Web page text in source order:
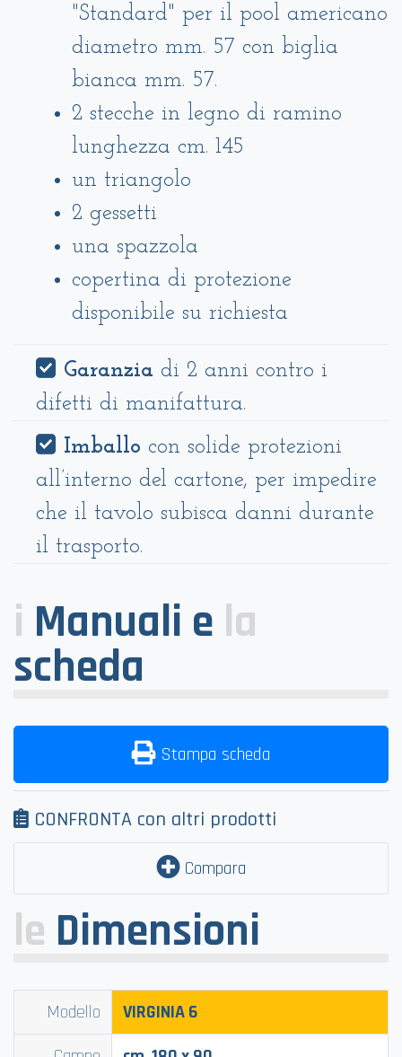
"Standard" per il pool americano
diametro mm. 57 con biglia
bianca mm. 57.
2 stecche in legno di ramino
lunghezza cm. 145
un triangolo
2 gessetti
una spazzola
copertina di protezione
disponibile su richiesta
Garanzia di 2 anni contro i
difetti di manifattura.
Imballo con solide protezioni
all’interno del cartone, per impedire
che il tavolo subisca danni durante
il trasporto.
i Manuali e la
scheda
Stampa scheda
CONFRONTA con altri prodotti
Compara
le Dimensioni
Modello VIRGINIA6